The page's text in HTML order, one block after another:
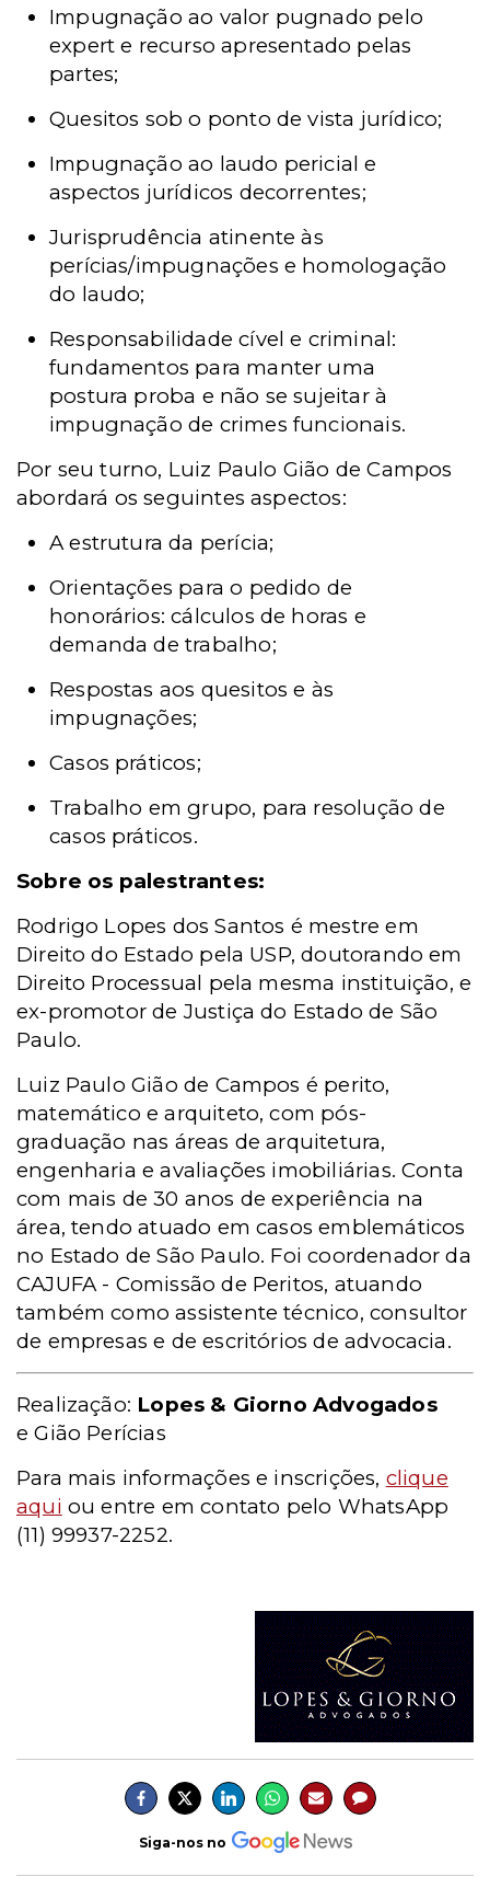
Impugnação ao valor pugnado pelo
expert e recurso apresentado pelas
partes;
Quesitos sob o ponto de vista jurídico;
Impugnação ao laudo pericial e
aspectos jurídicos decorrentes;
Jurisprudência atinente às
perícias/impugnações e homologação
do laudo;
Responsabilidade cível e criminal:
fundamentos para manter uma
postura proba e não se sujeitar à
impugnação de crimes funcionais.
Por seu turno, Luiz Paulo Gião de Campos
abordará os seguintes aspectos:
A estrutura da perícia;
Orientações para o pedido de
honorários: cálculos de horas e
demanda de trabalho;
Respostas aos quesitos e às
impugnações;
Casos práticos;
Trabalho em grupo, para resolução de
casos práticos.
Sobre os palestrantes:
Rodrigo Lopes dos Santos é mestre em
Direito do Estado pela USP, doutorando em
Direito Processual pela mesma instituição, e
ex-promotor de Justiça do Estado de São
Paulo.
Luiz Paulo Gião de Campos é perito,
matemático e arquiteto, com pós-
graduação nas áreas de arquitetura,
engenharia e avaliações imobiliárias. Conta
com mais de 30 anos de experiência na
área, tendo atuado em casos emblemáticos
no Estado de São Paulo. Foi coordenador da
CAJUFA - Comissão de Peritos, atuando
também como assistente técnico, consultor
de empresas e de escritórios de advocacia.
Realização: Lopes & Giorno Advogados
eGião Perícias
Para mais informações e inscrições, clique
aqui ou entre em contato pelo WhatsApp
(11) 99937-2252.
Siga-nos no